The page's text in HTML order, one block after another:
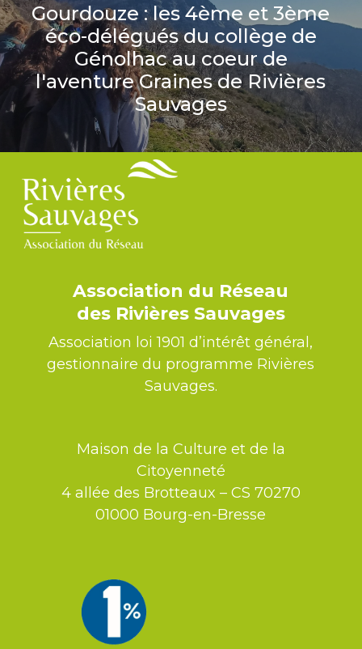
Gourdouze : les 4ème et 3ème
éco-délégués du collège de
Génolhac au coeur de
l'aventure Graines de Rivières
Sauvages
Association du Réseau
des Rivières Sauvages
Association loi 1901 d’intérêt général,
gestionnaire du programme Rivières
Sauvages.
Maison de la Culture et de la
Citoyenneté
4 allée des Brotteaux – CS 70270
01000 Bourg-en-Bresse